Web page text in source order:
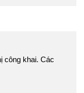
công khai. Các